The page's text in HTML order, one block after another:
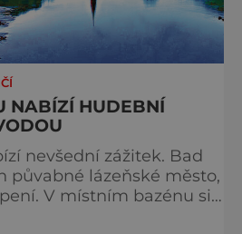
NABÍZÍ HUDEBNÍ
nevšední zážitek. Bad
půvabné lázeňské město,
V místním bazénu si